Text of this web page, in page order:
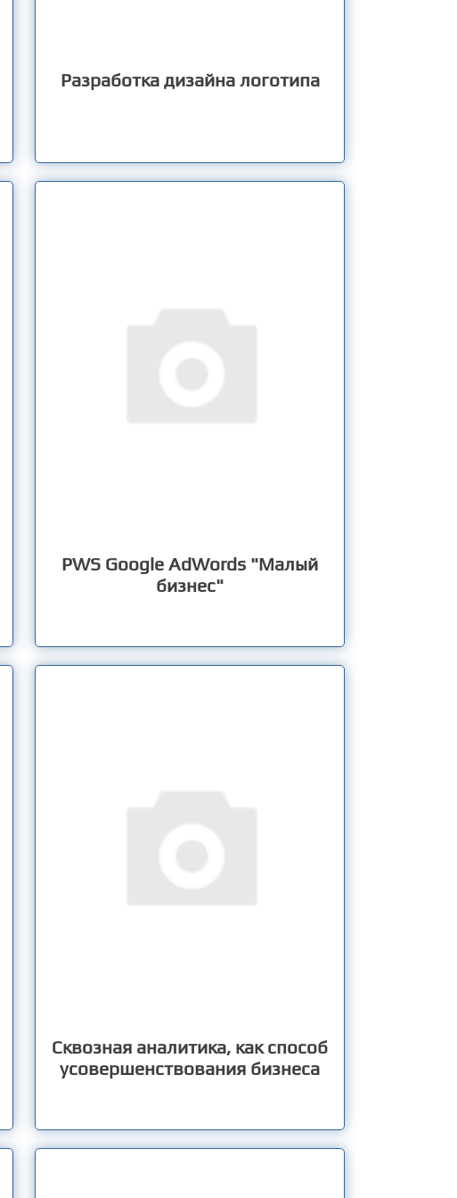
Разработка дизайна логотипа
PWS Google AdWords "Малый
бизнес"
Сквозная аналитика, как способ
усовершенствования бизнеса